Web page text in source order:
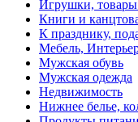
Игрушки, товары
Книги и
К празднику,
Мебель,
Мужская обувь
Мужская одежда
Недвижимость
Нижнее белье,